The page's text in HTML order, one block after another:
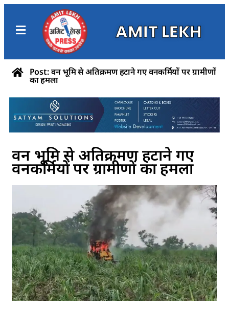
AMIT LEKH
Post: वन भूमि से अतिक्रमण हटाने गए वनकर्मियों पर ग्रामीणों
का हमला
वन भूमि से अतिक्रमण हटाने गए
वनकर्मियों पर ग्रामीणों का हमला